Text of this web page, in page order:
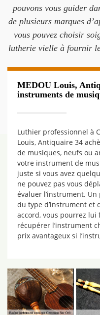
pouvons vous guider
de plusieurs marques
vous pouvez choisir
lutherie vielle à fournir
MEDOU Louis,
instruments de
Luthier professionnel à
Louis, Antiquaire 34
de musiques, neufs ou
votre instrument de
juste si vous avez
ne pouvez pas vous
évaluer l’instrument.
du type d’instrument et
accord, vous pourrez lui
récupérer l’instrument
prix avantageux si